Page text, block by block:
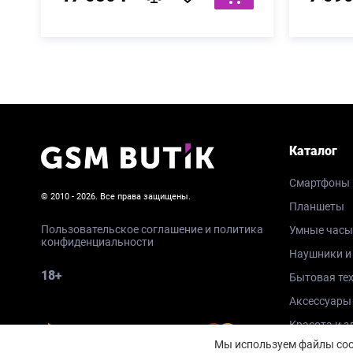
© 2010 - 2026. Все права защищены.
Пользовательское соглашение и политика
конфиденциальности
18+
Каталог
Смартфоны
Планшеты
Умные
Наушники и
Бытовая
Аксессуары
Красота и
Мы используем файлы